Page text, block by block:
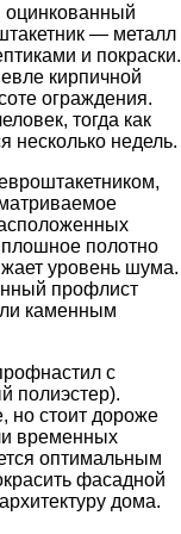
оцинкованный
— металл
и покраски.
кирпичной
ограждения.
тогда как
несколько недель.
полотно
уровень шума.
профлист
каменным
с
полиэстер).
но стоит дороже
временных
оптимальным
фасадной
дома.